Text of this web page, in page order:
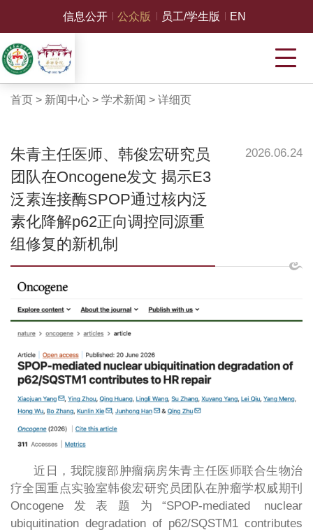
信息公开 公众版 员工/学生版 EN
首页 > 新闻中心> 学术新闻 > 详细页
朱青主任医师、韩俊宏研究员
团队在Oncogene发文 揭示E3
泛素连接酶SPOP通过核内泛
素化降解p62正向调控同源重
组修复的新机制
2026.06.24
近日，我院腹部肿瘤病房朱青主任医师联合生物治
疗全国重点实验室韩俊宏研究员团队在肿瘤学权威期刊
Oncogene发表题为“SPOP-mediated nuclear
ubiquitination degradation of p62/SQSTM1 contributes